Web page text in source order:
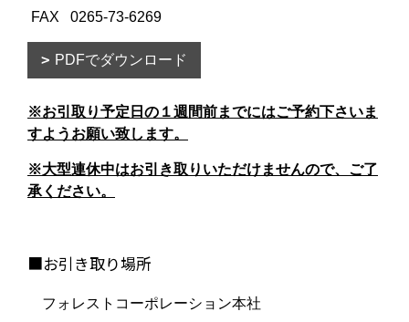
FAX 0265-73-6269
PDFでダウンロード
※お引取り予定日の１週間前までにはご予約下さいま
すようお願い致します。
※大型連休中はお引き取りいただけませんので、ご了
承ください。
■お引き取り場所
フォレストコーポレーション本社